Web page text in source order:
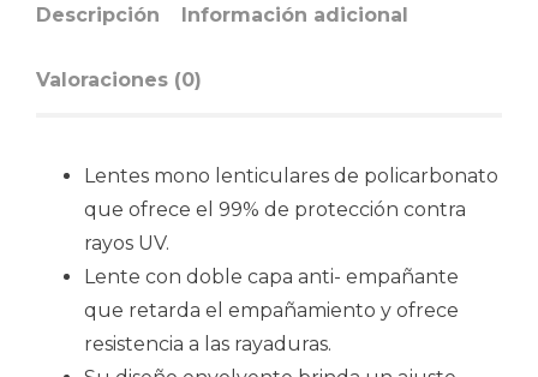
Descripción Información adicional
Valoraciones (0)
Lentes mono lenticulares de policarbonato
que ofrece el 99% de protección contra
rayos UV.
Lente con doble capa anti- empañante
que retarda el empañamiento y ofrece
resistencia a las rayaduras.